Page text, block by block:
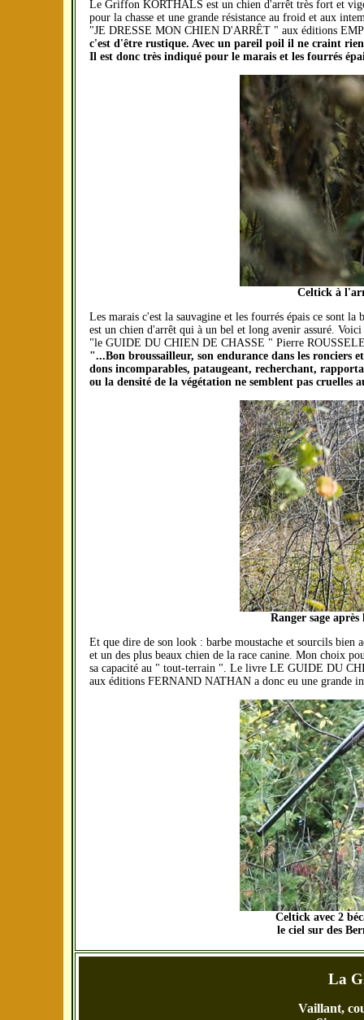
Le Griffon KORTHALS est un chien d'arrêt très fort et
pour la chasse et une grande résistance au froid et aux
"JE DRESSE MON CHIEN D'ARRÊT " aux éditions
c'est d'être rustique. Avec un pareil poil il ne craint
Il est donc très indiqué pour le marais et les fourrés
Celtick à
Les marais c'est la sauvagine et les fourrés épais ce sont
est un chien d'arrêt qui à un bel et long avenir assuré.
"le GUIDE DU CHIEN DE CHASSE " Pierre
"...Bon broussailleur, son endurance dans les ronciers
dons incomparables, pataugeant, recherchant,
ou la densité de la végétation ne semblent pas
Ranger sage
Et que dire de son look : barbe moustache et sourcils bien
et un des plus beaux chien de la race canine. Mon choix
sa capacité au " tout-terrain ". Le livre LE GUIDE DU
aux éditions FERNAND NATHAN a donc eu une grande
Celtick avec 2
le ciel sur des
La
Vaillant,